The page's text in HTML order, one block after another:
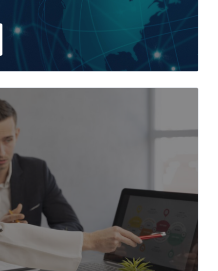
основных бизнес-
и
(Две
на подготовку высококвалифицированных
специализирующихся на
и их оптимизации, архитекторов